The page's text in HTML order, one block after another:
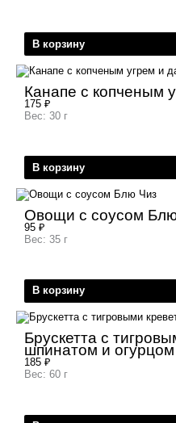
В корзину
Канапе с копченым
175 ₽
Вес: 30 г
В корзину
Овощи с соусом
95 ₽
Вес: 35 г
В корзину
Брускетта с
шпинатом и огурцом
185 ₽
Вес: 60 г